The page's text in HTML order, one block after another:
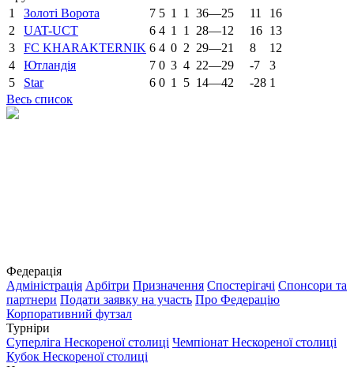
1
Золоті Ворота 7 5 1 1 36—25 11
16
2
UAT-UCT 6 4 1 1 28—12 16 13
3
FC KHARAKTERNIK 6 4 0 2 29—21 8
12
4
Ютландія 7 0 3 4 22—29 -7
3
5
Star 6 0 1 5 14—42 -28 1
Весь список
Федерація
Адміністрація Арбітри Призначення Спостерігачі Спонсори та
партнери Подати заявку на участь Про Федерацію
Корпоративний футзал
Турніри
Суперліга Нескореної столиці Чемпіонат Нескореної столиці
Кубок Нескореної столиці